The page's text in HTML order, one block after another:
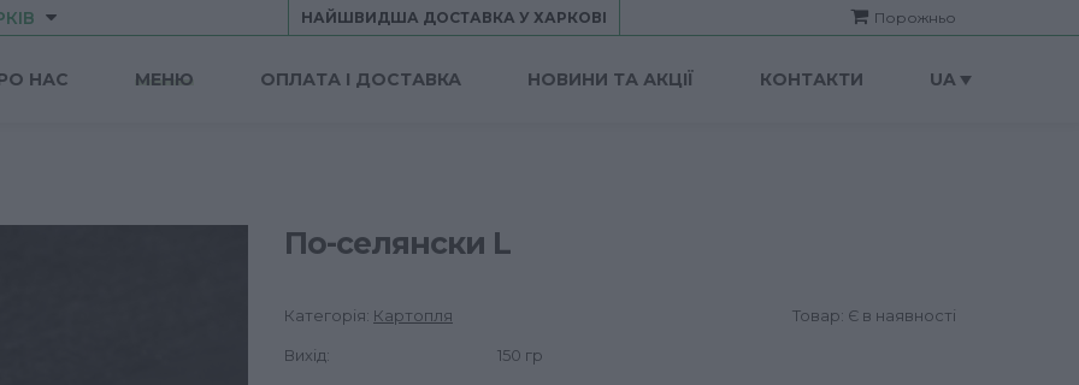
НАЙШВИДША ДОСТАВКА У ХАРКОВІ Порожньо
НАС МЕНЮ ОПЛАТА І ДОСТАВКА НОВИНИ ТА АКЦІЇ КОНТАКТИ UA
По-селянски L
Категорія: Картопля Товар: Є в наявності
Вихід: 150 гр